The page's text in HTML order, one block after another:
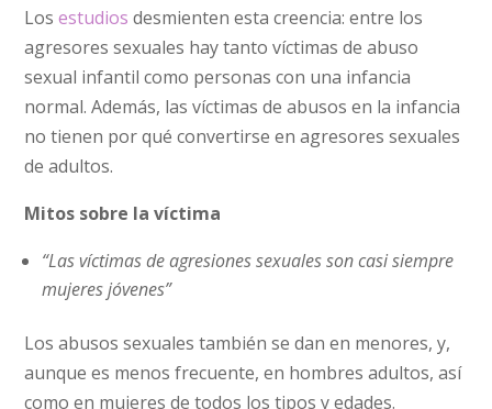
Losestudiosdesmienten esta creencia: entre los
agresores sexuales hay tanto víctimas de abuso
sexual infantil como personas con una infancia
normal. Además, las víctimas de abusos en la infancia
no tienen por qué convertirse en agresores sexuales
de adultos.
Mitos sobre la víctima
“Las víctimas de agresiones sexuales son casi siempre
mujeres jóvenes”
Los abusos sexuales también se dan en menores, y,
aunque es menos frecuente, en hombres adultos, así
como en mujeres de todos los tipos y edades.